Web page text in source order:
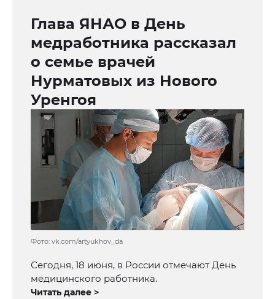
Глава ЯНАО в День
медработника рассказал
о семье врачей
Нурматовых из Нового
Уренгоя
Фото: vk.com/artyukhov_da
Сегодня, 18 июня, в России отмечают День
медицинского работника.
Читать далее >